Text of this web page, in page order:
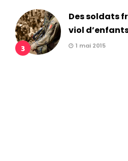
3
Des soldats
viol
1 mai 2015